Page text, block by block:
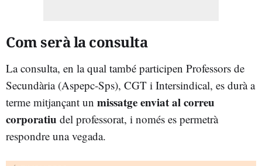
Com serà la consulta
La consulta, en la qual també participen Professors de
Secundària (Aspepc-Sps), CGT i Intersindical, es durà a
terme mitjançant un missatge enviat al correu
corporatiu del professorat, i només es permetrà
respondre una vegada.